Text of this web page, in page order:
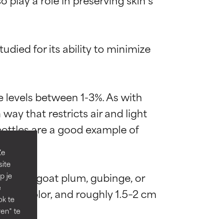
je
te
te
for its ability to minimize
between 1-3%. As with
that restricts air and light
are a good example of
billy goat plum, gubinge, or
in color, and roughly 1.5–2 cm
hebben die
hebben die